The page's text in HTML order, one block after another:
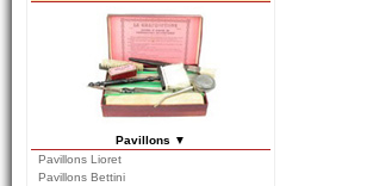
Pavillons ▼
Pavillons Lioret
Pavillons Bettini